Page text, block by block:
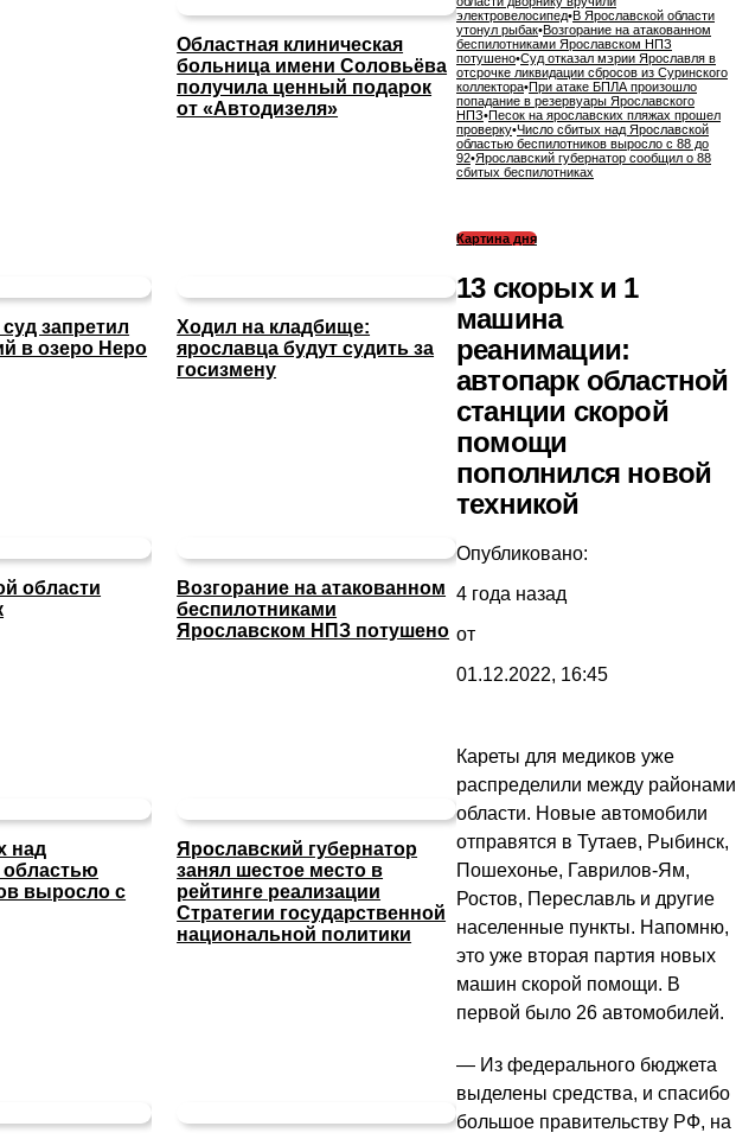
Областная клиническая
больница имени Соловьёва
получила ценный подарок
от «Автодизеля»
запретил
в озеро Неро
Ходил на кладбище:
ярославца будут судить за
госизмену
области
Возгорание на атакованном
беспилотниками
Ярославском НПЗ потушено
над
выросло с
Ярославский губернатор
занял шестое место в
рейтинге реализации
Стратегии государственной
национальной политики
электровелосипед•В Ярославской области
утонул рыбак•Возгорание на атакованном
беспилотниками Ярославском НПЗ
потушено•Суд отказал мэрии Ярославля в
отсрочке ликвидации сбросов из Суринского
коллектора•При атаке БПЛА произошло
попадание в резервуары Ярославского
НПЗ•Песок на ярославских пляжах прошел
проверку•Число сбитых над Ярославской
областью беспилотников выросло с 88 до
92•Ярославский губернатор сообщил о 88
сбитых беспилотниках
Картина дня
13 скорых и 1
машина
реанимации:
автопарк областной
станции скорой
помощи
пополнился новой
техникой
Опубликовано:
4 года назад
от
01.12.2022, 16:45
Кареты для медиков уже
распределили между районами
области. Новые автомобили
отправятся в Тутаев, Рыбинск,
Пошехонье, Гаврилов-Ям,
Ростов, Переславль и другие
населенные пункты. Напомню,
это уже вторая партия новых
машин скорой помощи. В
первой было 26 автомобилей.
— Из федерального бюджета
выделены средства, и спасибо
большое правительству РФ, на